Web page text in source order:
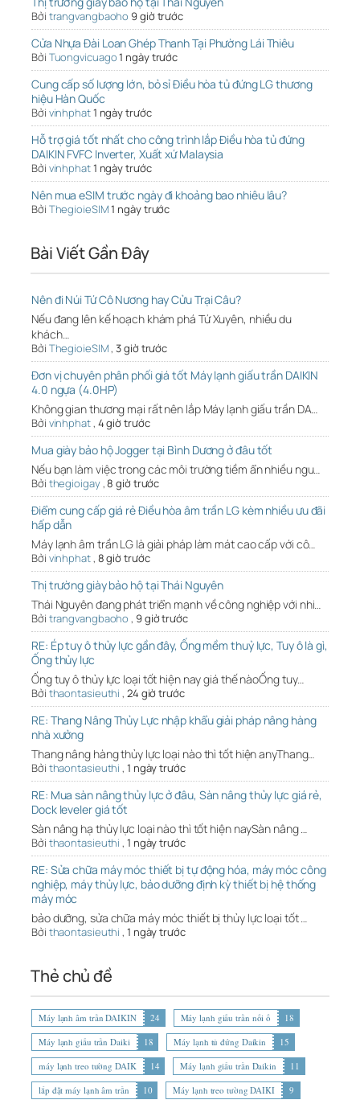
Bởi trangvangbaoho 9 giờ trước
Cửa Nhựa Đài Loan Ghép Thanh Tại Phường Lái Thiêu
Bởi Tuongvicuago1 ngày trước
Cung cấp số lượng lớn, bỏ sỉ Điều hòa tủ đứng LG thương
hiệu Hàn Quốc
Bởi vinhphat1 ngày trước
Hỗ trợ giá tốt nhất cho công trình lắp Điều hòa tủ đứng
DAIKIN FVFC Inverter, Xuất xứ Malaysia
Bởi vinhphat1 ngày trước
Nên mua eSIM trước ngày đi khoảng bao nhiêu lâu?
Bởi ThegioieSIM1 ngày trước
Bài Viết Gần Đây
Nên đi Núi Tứ Cô Nương hay Cửu Trại Câu?
Nếu đang lên kế hoạch khám phá Tứ Xuyên, nhiều du
khách…
Bởi ThegioieSIM,3 giờ trước
Đơn vị chuyên phân phối giá tốt Máy lạnh giấu trần DAIKIN
4.0 ngựa (4.0HP)
Không gian thương mại rất nên lắp Máy lạnh giấu trần DA…
Bởi vinhphat, 4 giờ trước
Mua giày bảo hộ Jogger tại Bình Dương ở đâu tốt
Nếu bạn làm việc trong các môi trường tiềm ẩn nhiều ngu…
Bởi thegioigay,8 giờ trước
Điểm cung cấp giá rẻ Điều hòa âm trần LG kèm nhiều ưu đãi
hấp dẫn
Máy lạnh âm trần LG là giải pháp làm mát cao cấp với cô…
Bởi vinhphat, 8 giờ trước
Thị trường giày bảo hộ tại Thái Nguyên
Thái Nguyên đang phát triển mạnh về công nghiệp với nhi…
Bởi trangvangbaoho , 9 giờ trước
RE: Ép tuy ô thủy lực gần đây, Ống mềm thuỷ lực, Tuy ô là gì,
Ống thủy lực
Ống tuy ô thủy lực loại tốt hiện nay giá thế nàoỐng tuy…
Bởi thaontasieuthi , 24 giờ trước
RE: Thang Nâng Thủy Lực nhập khẩu giải pháp nâng hàng
nhà xưởng
Thang nâng hàng thủy lực loại nào thì tốt hiện anyThang…
Bởi thaontasieuthi , 1 ngày trước
RE: Mua sàn nâng thủy lực ở đâu, Sàn nâng thủy lực giá rẻ,
Dock leveler giá tốt
Sàn nâng hạ thủy lực loại nào thì tốt hiện naySàn nâng …
Bởi thaontasieuthi , 1 ngày trước
RE: Sửa chữa máy móc thiết bị tự động hóa, máy móc công
nghiệp, máy thủy lực, bảo dưỡng định kỳ thiết bị hệ thống
máy móc
bảo dưỡng, sửa chữa máy móc thiết bị thủy lực loại tốt …
Bởi thaontasieuthi , 1 ngày trước
Thẻ chủ đề
Máy lạnh âm trần DAIKIN 24 Máy lạnh giấu trần nối ố
18
Máy lạnh giấu trần Daiki
18 Máy lạnh tủ đứng Daikin
15
máy lạnh treo tường DAIK
14 Máy lạnh giấu trần Daikin
11
lắp đặt máy lạnh âm trần
10 Máy lạnh treo tường DAIKI
9